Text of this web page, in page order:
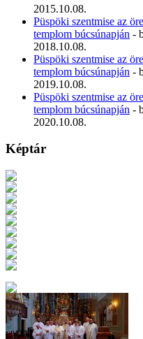
2015.10.08.
Püspöki szentmise az
templom búcsúnapján -
2018.10.08.
Püspöki szentmise az
templom búcsúnapján -
2019.10.08.
Püspöki szentmise az
templom búcsúnapján -
2020.10.08.
Képtár